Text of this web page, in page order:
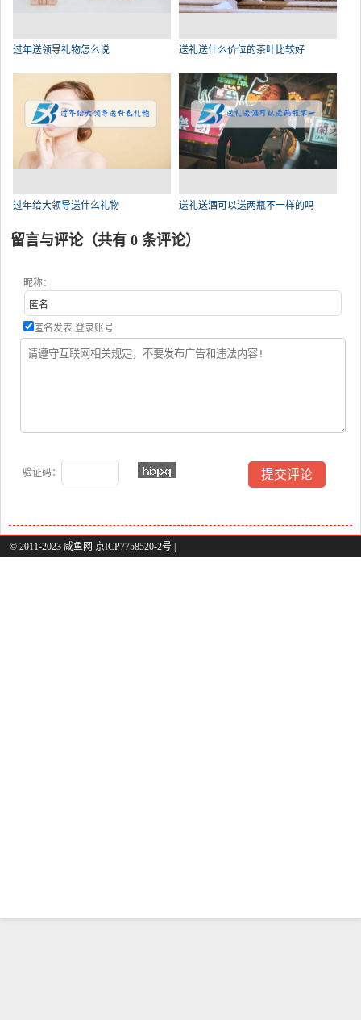
过年送领导礼物怎么说 送礼送什么价位的茶叶比较好
过年给大领导送什么礼物 送礼送酒可以送两瓶不一样的吗
留言与评论（共有 0 条评论）
昵称：
匿名发表 登录账号
验证码：
© 2011-2023 咸鱼网 京ICP7758520-2号 |